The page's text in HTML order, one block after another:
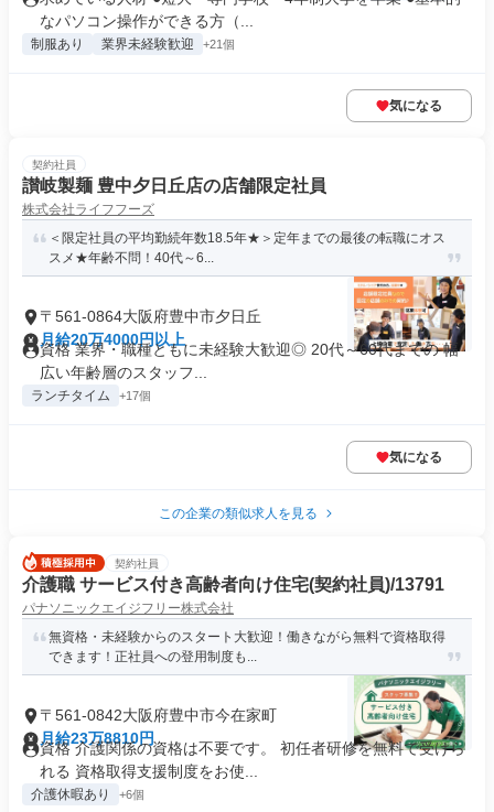
なパソコン操作ができる方（...
制服あり 業界未経験歓迎 +21個
気になる
契約社員
讃岐製麺 豊中夕日丘店の店舗限定社員
株式会社ライフフーズ
＜限定社員の平均勤続年数18.5年★＞定年までの最後の転職にオス
スメ★年齢不問！40代～6...
〒561-0864大阪府豊中市夕日丘
月給20万4000円以上
資格 業界・職種ともに未経験大歓迎◎ 20代～60代までの 幅
広い年齢層のスタッフ...
ランチタイム +17個
気になる
この企業の類似求人を見る
契約社員
介護職 サービス付き高齢者向け住宅(契約社員)/13791
パナソニックエイジフリー株式会社
無資格・未経験からのスタート大歓迎！働きながら無料で資格取得
できます！正社員への登用制度も...
〒561-0842大阪府豊中市今在家町
月給23万8810円
資格 介護関係の資格は不要です。 初任者研修を無料で受けら
れる 資格取得支援制度をお使...
介護休暇あり +6個